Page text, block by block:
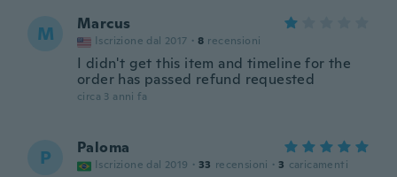
M Marcus
Iscrizione dal 2017 · 8 recensioni
I didn't get this item and timeline for the
order has passed refund requested
circa 3 anni fa
P Paloma
Iscrizione dal 2019 · 33 recensioni · 3 caricamenti